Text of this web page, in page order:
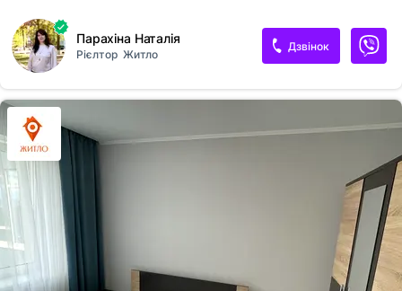
студія з вбудованою технікою — стильне поєднання дерева та
графітових відтінків — великий обідній стіл для сімейних вечорів —
затишна вітальня з комфортним диваном — окрема спальня з
великим ліжком — сучасна ванна кімната з душовою кабіною ❄️
Кондиціонер 🔥 Індивідуальне електричне опалення 🔒 Закрита
територія 💡 Перевага — нова, чиста, ще мало користована квартира
📅 Вільна з 08 квітня 📞 Телефонуйте — такі варіанти довго не
затримуються!
Парахіна Наталія
Рієлтор Житло
Дзвінок